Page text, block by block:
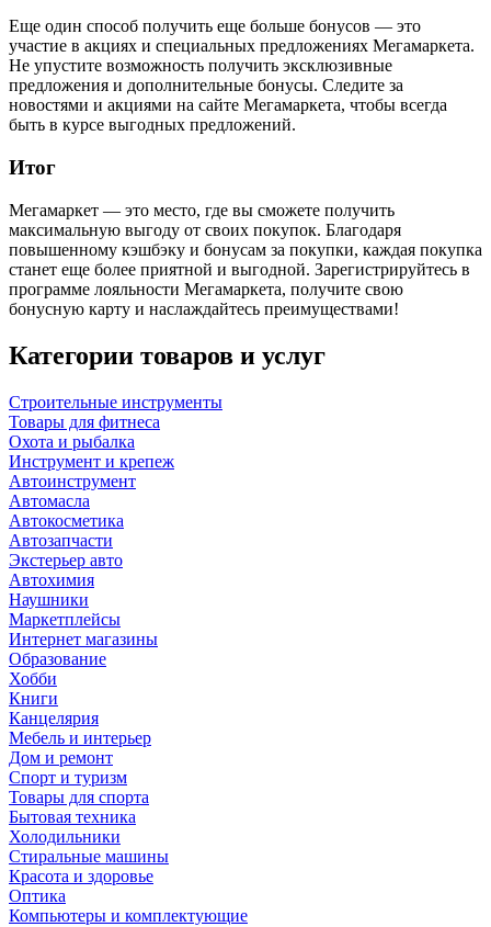
Еще один способ получить еще больше бонусов — это
участие в акциях и специальных предложениях Мегамаркета.
Не упустите возможность получить эксклюзивные
предложения и дополнительные бонусы. Следите за
новостями и акциями на сайте Мегамаркета, чтобы всегда
быть в курсе выгодных предложений.
Итог
Мегамаркет — это место, где вы сможете получить
максимальную выгоду от своих покупок. Благодаря
повышенному кэшбэку и бонусам за покупки, каждая покупка
станет еще более приятной и выгодной. Зарегистрируйтесь в
программе лояльности Мегамаркета, получите свою
бонусную карту и наслаждайтесь преимуществами!
Категории товаров и услуг
Строительные инструменты
Товары для фитнеса
Охота и рыбалка
Инструмент и крепеж
Автоинструмент
Автомасла
Автокосметика
Автозапчасти
Экстерьер авто
Автохимия
Наушники
Маркетплейсы
Интернет магазины
Образование
Хобби
Книги
Канцелярия
Мебель и интерьер
Дом и ремонт
Спорт и туризм
Товары для спорта
Бытовая техника
Холодильники
Стиральные машины
Красота и здоровье
Оптика
Компьютеры и комплектующие